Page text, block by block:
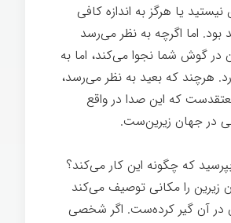
یا هرگز به اندازه کافی
اما اگرچه به نظر می‌رسد
گوش شما نجوا می‌کند، اما به
هرچند که بعید به نظر می‌رسد،
که این صدا در واقع
در جهان زیرین‌ست.
که چگونه این کار می‌کند؟
زیرین را مکانی توصیف می‌کند
در آن گیر کرده‌ست. اگر شخصی